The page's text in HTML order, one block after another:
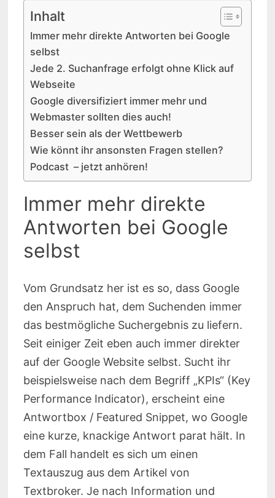
Inhalt
Immer mehr direkte Antworten bei Google
selbst
Jede 2. Suchanfrage erfolgt ohne Klick auf
Webseite
Google diversifiziert immer mehr und
Webmaster sollten dies auch!
Besser sein als der Wettbewerb
Wie könnt ihr ansonsten Fragen stellen?
Podcast – jetzt anhören!
Immer mehr direkte
Antworten bei Google
selbst
Vom Grundsatz her ist es so, dass Google
den Anspruch hat, dem Suchenden immer
das bestmögliche Suchergebnis zu liefern.
Seit einiger Zeit eben auch immer direkter
auf der Google Website selbst. Sucht ihr
beispielsweise nach dem Begriff „KPIs“ (Key
Performance Indicator), erscheint eine
Antwortbox / Featured Snippet, wo Google
eine kurze, knackige Antwort parat hält. In
dem Fall handelt es sich um einen
Textauszug aus dem Artikel von
Textbroker. Je nach Information und